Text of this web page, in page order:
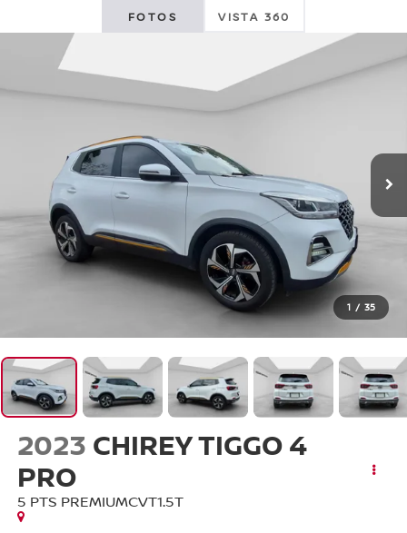
FOTOS VISTA 360
1 / 35
2023 CHIREY TIGGO 4
PRO
5 PTS PREMIUMCVT1.5T